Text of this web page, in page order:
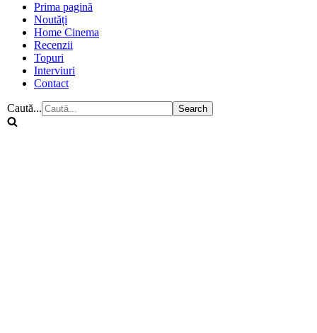
Prima pagină
Noutăți
Home Cinema
Recenzii
Topuri
Interviuri
Contact
Caută...